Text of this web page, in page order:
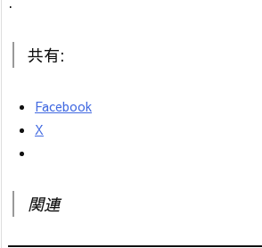
共有:
Facebook
X
関連